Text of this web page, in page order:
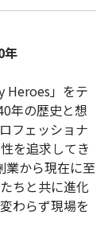
年
Heroes」をテ
年の歴史と想
フェッショナ
を追求してき
業から現在に至
ちと共に進化
わらず現場を